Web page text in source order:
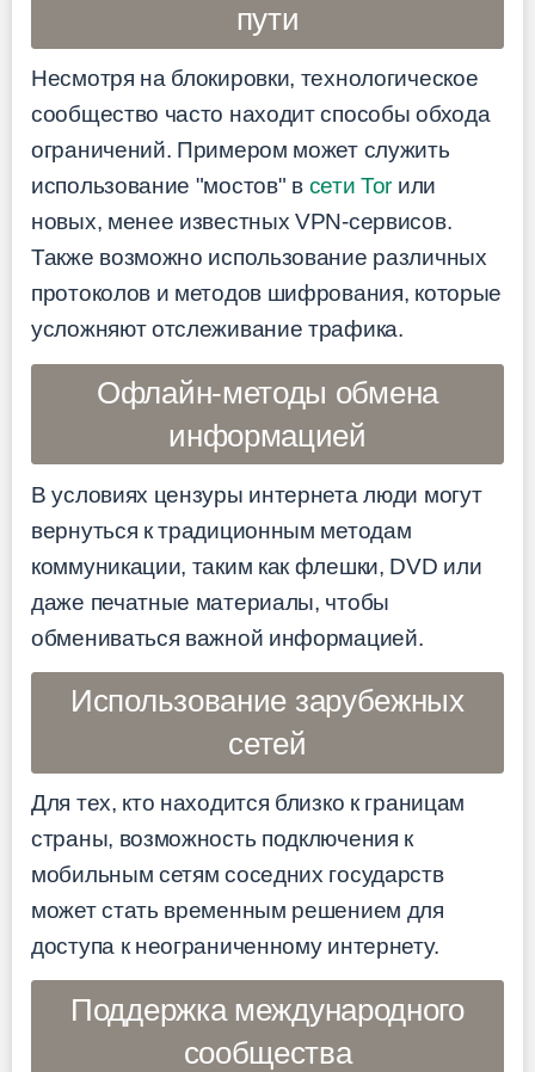
пути
Несмотря на блокировки, технологическое
сообщество часто находит способы обхода
ограничений. Примером может служить
использование "мостов" в сети Tor или
новых, менее известных VPN-сервисов.
Также возможно использование различных
протоколов и методов шифрования, которые
усложняют отслеживание трафика.
Офлайн-методы обмена
информацией
В условиях цензуры интернета люди могут
вернуться к традиционным методам
коммуникации, таким как флешки, DVD или
даже печатные материалы, чтобы
обмениваться важной информацией.
Использование зарубежных
сетей
Для тех, кто находится близко к границам
страны, возможность подключения к
мобильным сетям соседних государств
может стать временным решением для
доступа к неограниченному интернету.
Поддержка международного
сообщества